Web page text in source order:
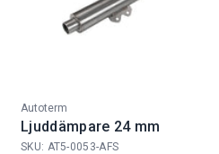
Fabrikat:
Autoterm
Ljuddämpare 24 mm
SKU: AT5-0053-AFS